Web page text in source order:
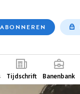
ABONNEREN
Tijdschrift Banenbank